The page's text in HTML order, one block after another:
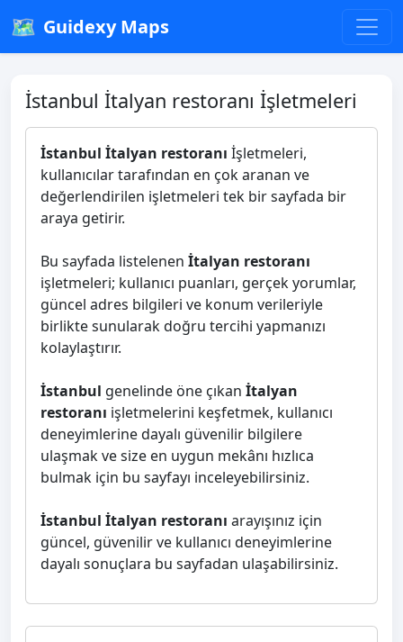
🗺️ Guidexy Maps
İstanbul İtalyan restoranı İşletmeleri
İstanbul İtalyan restoranı İşletmeleri,
kullanıcılar tarafından en çok aranan ve
değerlendirilen işletmeleri tek bir sayfada bir
araya getirir.
Bu sayfada listelenen İtalyan restoranı
işletmeleri; kullanıcı puanları, gerçek yorumlar,
güncel adres bilgileri ve konum verileriyle
birlikte sunularak doğru tercihi yapmanızı
kolaylaştırır.
İstanbul genelinde öne çıkan İtalyan
restoranı işletmelerini keşfetmek, kullanıcı
deneyimlerine dayalı güvenilir bilgilere
ulaşmak ve size en uygun mekânı hızlıca
bulmak için bu sayfayı inceleyebilirsiniz.
İstanbul İtalyan restoranı arayışınız için
güncel, güvenilir ve kullanıcı deneyimlerine
dayalı sonuçlara bu sayfadan ulaşabilirsiniz.